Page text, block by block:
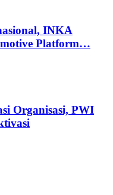
INKA
Platform…
Organisasi, PWI